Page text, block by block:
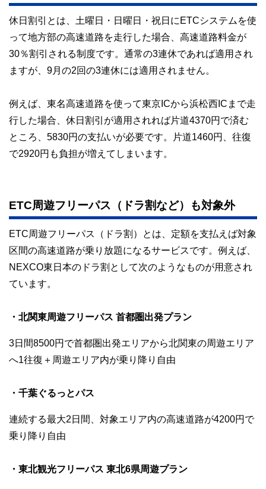
休日割引とは、土曜日・日曜日・祝日にETCシステムを使
って地方部の高速道路を走行した場合、高速道路料金が
30％割引される制度です。通常の3連休であれば適用され
ますが、9月の2回の3連休には適用されません。
例えば、東名高速道路を使って東京ICから浜松西ICまで走
行した場合、休日割引が適用されれば片道4370円で済む
ところ、5830円の支払いが必要です。片道1460円、往復
で2920円も負担が増えてしまいます。
ETC周遊フリーパス（ドラ割など）も対象外
ETC周遊フリーパス（ドラ割）とは、定額を支払えば対象
区間の高速道路が乗り放題になるサービスです。例えば、
NEXCO東日本のドラ割として次のようなものが用意され
ています。
・北関東周遊フリーパス 首都圏出発プラン
3日間8500円で首都圏出発エリアから北関東の周遊エリア
へ1往復＋周遊エリア内が乗り降り自由
・千葉ぐるっとパス
連続する最大2日間、対象エリア内の高速道路が4200円で
乗り降り自由
・東北観光フリーパス 東北6県周遊プラン